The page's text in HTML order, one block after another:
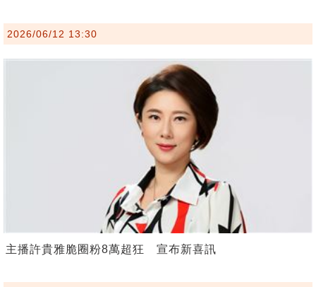
2026/06/12 13:30
主播許貴雅脆圈粉8萬超狂 宣布新喜訊